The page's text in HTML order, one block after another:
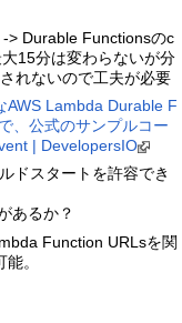
> Durable Functionsのc
15分は変わらないが分
れないので工夫が必要
AWS Lambda Durable F
、公式のサンプルコー
| DevelopersIO
ドスタートを許容でき
あるか？
Function URLsを関
。